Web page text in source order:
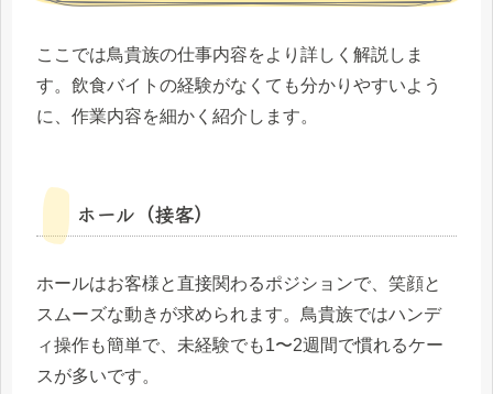
ここでは鳥貴族の仕事内容をより詳しく解説しま
す。飲食バイトの経験がなくても分かりやすいよう
に、作業内容を細かく紹介します。
ホール（接客）
ホールはお客様と直接関わるポジションで、笑顔と
スムーズな動きが求められます。鳥貴族ではハンデ
ィ操作も簡単で、未経験でも1〜2週間で慣れるケー
スが多いです。